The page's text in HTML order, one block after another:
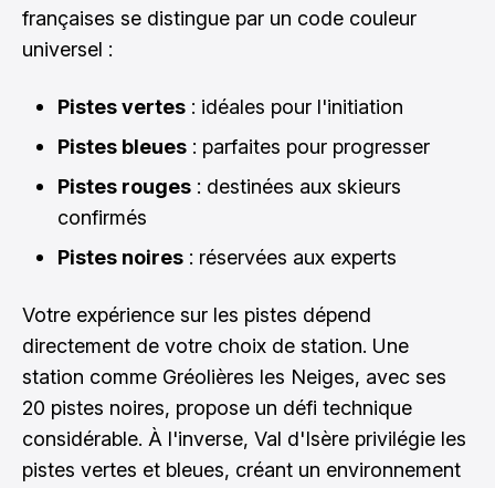
françaises se distingue par un code couleur
universel :
Pistes vertes : idéales pour l'initiation
Pistes bleues : parfaites pour progresser
Pistes rouges : destinées aux skieurs
confirmés
Pistes noires : réservées aux experts
Votre expérience sur les pistes dépend
directement de votre choix de station. Une
station comme Gréolières les Neiges, avec ses
20 pistes noires, propose un défi technique
considérable. À l'inverse, Val d'Isère privilégie les
pistes vertes et bleues, créant un environnement